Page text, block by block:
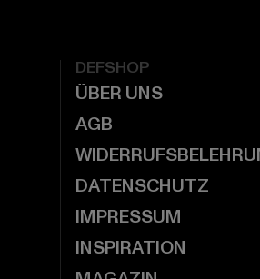
DEFSHOP
ÜBER UNS
AGB
DATENSCHUTZ
IMPRESSUM
INSPIRATION